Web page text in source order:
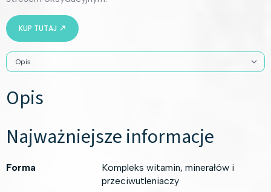
KUP TUTAJ
Opis
Najważniejsze informacje
Forma
Kompleks witamin, minerałów i
przeciwutleniaczy